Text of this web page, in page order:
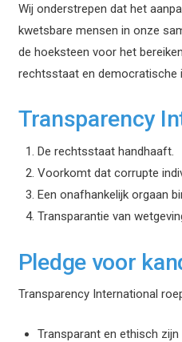
Wij onderstrepen dat het
kwetsbare mensen in onze
de hoeksteen voor het
rechtsstaat en democratische
Transparency
De rechtsstaat handhaaft.
Voorkomt dat corrupte
Een onafhankelijk orgaan
Transparantie van
Pledge voor
Transparency International
Transparant en ethisch